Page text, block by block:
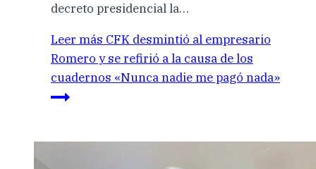
decreto presidencial la…
Leer más CFK desmintió al empresario
Romero y se refirió a la causa de los
cuadernos «Nunca nadie me pagó nada»